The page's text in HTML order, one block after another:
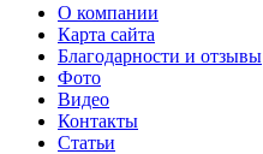
О компании
Карта сайта
Благодарности и отзывы
Фото
Видео
Контакты
Статьи